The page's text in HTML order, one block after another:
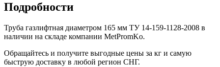
Подробности
Труба газлифтная диаметром 165 мм ТУ 14-159-1128-2008 в
наличии на складе компании MetPromKo.
Обращайтесь и получите выгодные цены за кг и самую
быструю доставку в любой регион СНГ.